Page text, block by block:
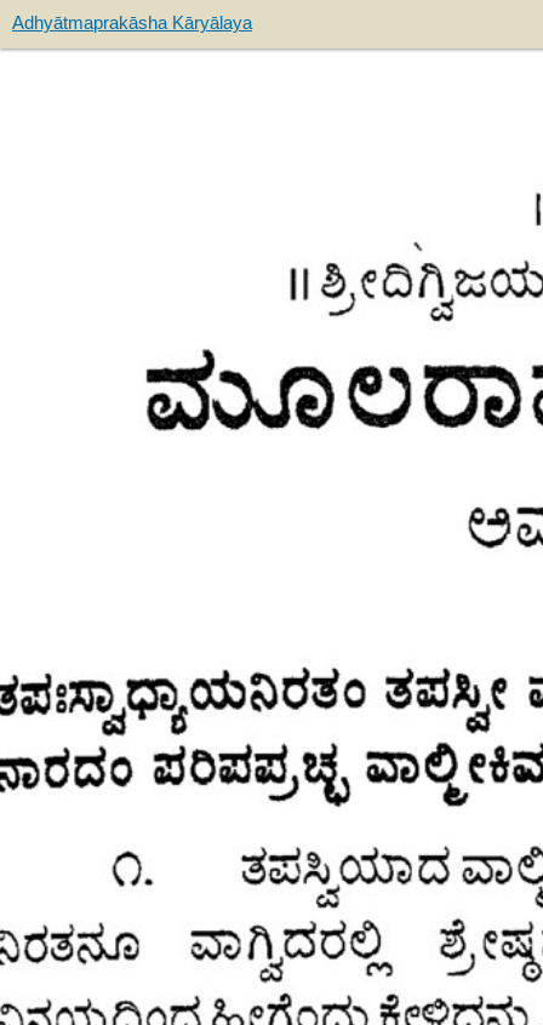
Adhyātmaprakāsha Kāryālaya